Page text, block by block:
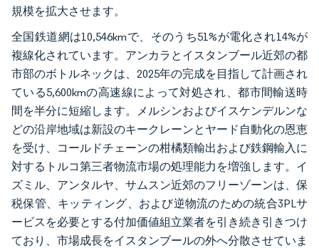
規模を拡大させます。
全国鉄道網は10,546kmで、そのうち51%が電化され14%が
複線化されています。アンカラとイスタンブール近郊の都
市部のボトルネックは、2025年の完成を目指して計画され
ている5,600kmの高速線によって対処され、都市間輸送時
間を半分に短縮します。メルシンおよびイスケンデルンな
どの沿岸地域は新設のキークレーンとヤード自動化の恩恵
を受け、コールドチェーンの柑橘類輸出および鉄鋼輸入に
対するトルコ第三者物流市場の処理能力を増強します。イ
ズミル、アンタルヤ、サムスン近郊のフリーゾーンは、保
税保管、キッティング、および逆物流のための統合3PLサ
ービスを必要とする付加価値組立業者を引き続き引きつけ
ており、市場成長をイスタンブールの外へ分散させていま